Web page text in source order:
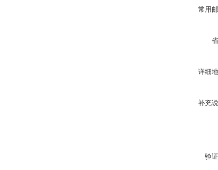
常用
详细
补充
验